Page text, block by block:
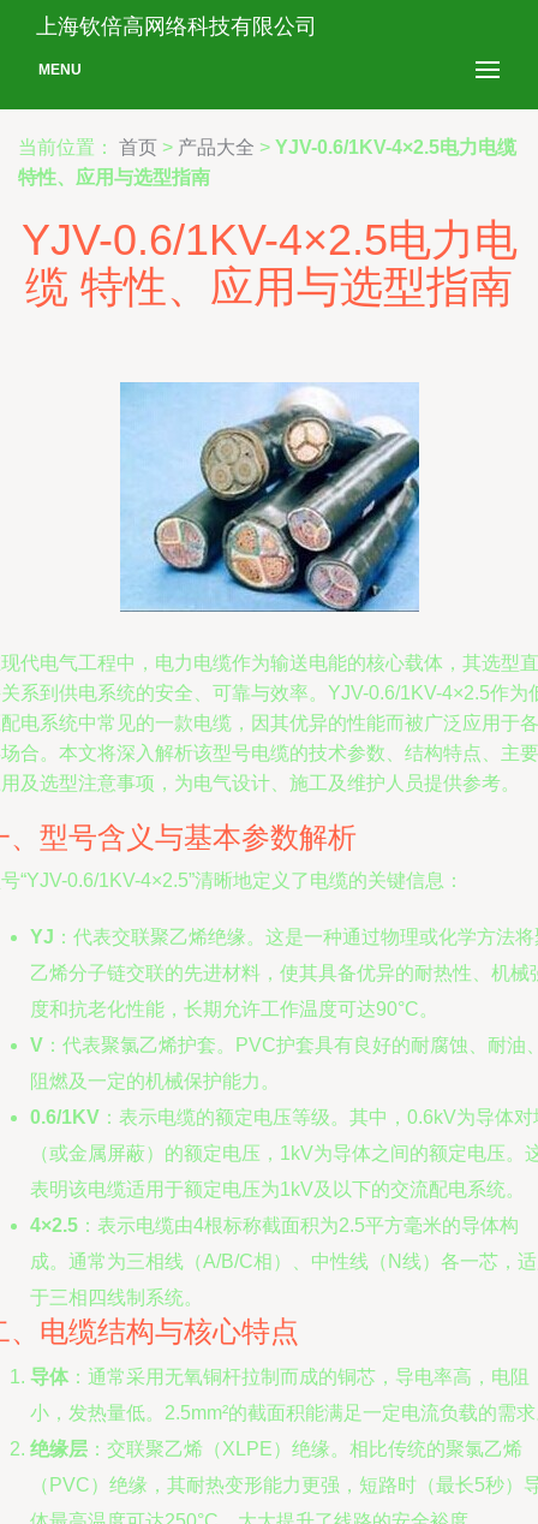
上海钦倍高网络科技有限公司
MENU
当前位置： 首页 > 产品大全 > YJV-0.6/1KV-4×2.5电力电缆
特性、应用与选型指南
YJV-0.6/1KV-4×2.5电力电
缆 特性、应用与选型指南
代电气工程中，电力电缆作为输送电能的核心载体，其选型直
系到供电系统的安全、可靠与效率。YJV-0.6/1KV-4×2.5作为
电系统中常见的一款电缆，因其优异的性能而被广泛应用于各
合。本文将深入解析该型号电缆的技术参数、结构特点、主要
及选型注意事项，为电气设计、施工及维护人员提供参考。
、型号含义与基本参数解析
“YJV-0.6/1KV-4×2.5”清晰地定义了电缆的关键信息：
YJ ：代表交联聚乙烯绝缘。这是一种通过物理或化学方法
乙烯分子链交联的先进材料，使其具备优异的耐热性、机械
度和抗老化性能，长期允许工作温度可达90°C。
V ：代表聚氯乙烯护套。PVC护套具有良好的耐腐蚀、耐油
阻燃及一定的机械保护能力。
0.6/1KV ：表示电缆的额定电压等级。其中，0.6kV为导体对
（或金属屏蔽）的额定电压，1kV为导体之间的额定电压。
表明该电缆适用于额定电压为1kV及以下的交流配电系统。
4×2.5 ：表示电缆由4根标称截面积为2.5平方毫米的导体构
成。通常为三相线（A/B/C相）、中性线（N线）各一芯，
于三相四线制系统。
、电缆结构与核心特点
导体 ：通常采用无氧铜杆拉制而成的铜芯，导电率高，电阻
小，发热量低。2.5mm²的截面积能满足一定电流负载的需
绝缘层 ：交联聚乙烯（XLPE）绝缘。相比传统的聚氯乙烯
（PVC）绝缘，其耐热变形能力更强，短路时（最长5秒）